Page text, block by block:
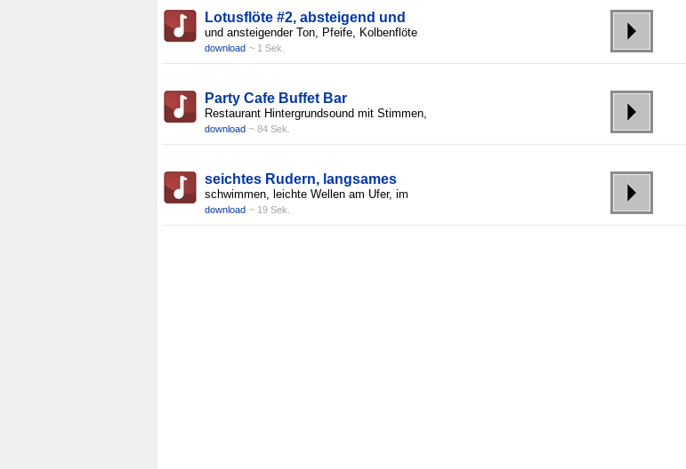
Lotusflöte #2, absteigend und
und ansteigender Ton, Pfeife, Kolbenflöte
download ~ 1 Sek.
Party Cafe Buffet Bar
Restaurant Hintergrundsound mit Stimmen,
download ~ 84 Sek.
seichtes Rudern, langsames
schwimmen, leichte Wellen am Ufer, im
download ~ 19 Sek.